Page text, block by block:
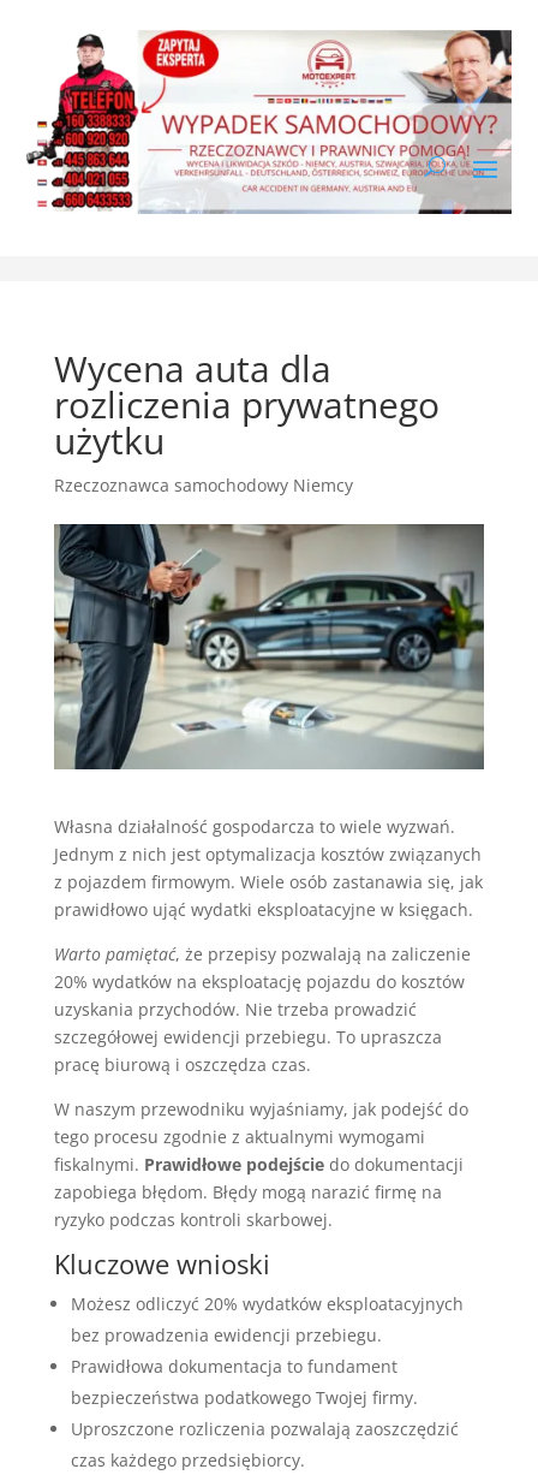
Wycena auta dla
rozliczenia prywatnego
użytku
Rzeczoznawca samochodowy Niemcy
Własna działalność gospodarcza to wiele wyzwań.
Jednym z nich jest optymalizacja kosztów związanych
z pojazdem firmowym. Wiele osób zastanawia się, jak
prawidłowo ująć wydatki eksploatacyjne w księgach.
Warto pamiętać, że przepisy pozwalają na zaliczenie
20% wydatków na eksploatację pojazdu do kosztów
uzyskania przychodów. Nie trzeba prowadzić
szczegółowej ewidencji przebiegu. To upraszcza
pracę biurową i oszczędza czas.
W naszym przewodniku wyjaśniamy, jak podejść do
tego procesu zgodnie z aktualnymi wymogami
fiskalnymi. Prawidłowe podejściedo dokumentacji
zapobiega błędom. Błędy mogą narazić firmę na
ryzyko podczas kontroli skarbowej.
Kluczowe wnioski
Możesz odliczyć 20% wydatków eksploatacyjnych
bez prowadzenia ewidencji przebiegu.
Prawidłowa dokumentacja to fundament
bezpieczeństwa podatkowego Twojej firmy.
Uproszczone rozliczenia pozwalają zaoszczędzić
czas każdego przedsiębiorcy.